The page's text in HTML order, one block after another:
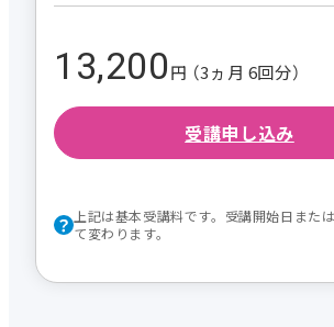
13,200円 （3ヵ月 6回分）
受講申し込み
上記は基本受講料です。受講開始日また
て変わります。